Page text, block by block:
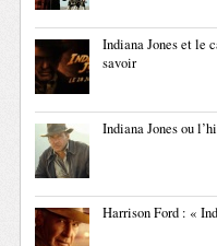
Indiana Jones et le
savoir
Indiana Jones ou
Harrison Ford : «